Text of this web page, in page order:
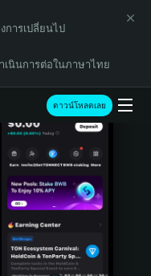
การเปลี่ยนไป
เนินการต่อในภาษาไทย
ดาวน์โหลดเลย